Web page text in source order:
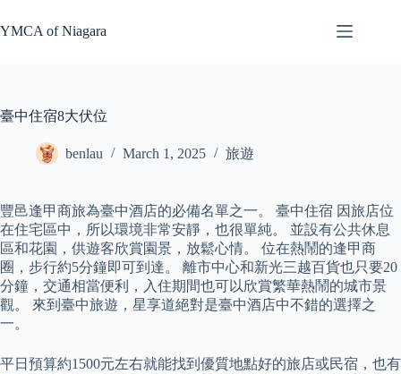
to
content
YMCA of Niagara
臺中住宿8大伏位
benlau March 1, 2025 旅遊
豐邑逢甲商旅為臺中酒店的必備名單之一。 臺中住宿 因旅店位
在住宅區中，所以環境非常安靜，也很單純。 並設有公共休息
區和花園，供遊客欣賞園景，放鬆心情。 位在熱鬧的逢甲商
圈，步行約5分鐘即可到達。 離市中心和新光三越百貨也只要20
分鐘，交通相當便利，入住期間也可以欣賞繁華熱鬧的城市景
觀。 來到臺中旅遊，星享道絕對是臺中酒店中不錯的選擇之
一。
平日預算約1500元左右就能找到優質地點好的旅店或民宿，也有